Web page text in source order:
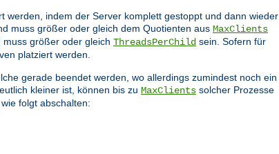
werden, indem der Server komplett gestoppt und dann wieder
muss größer oder gleich dem Quotienten aus MaxClients
größer oder gleich ThreadsPerChild sein. Sofern für
platziert werden.
gerade beendet werden, wo allerdings zumindest noch ein
kleiner ist, können bis zu MaxClients solcher Prozesse
folgt abschalten: